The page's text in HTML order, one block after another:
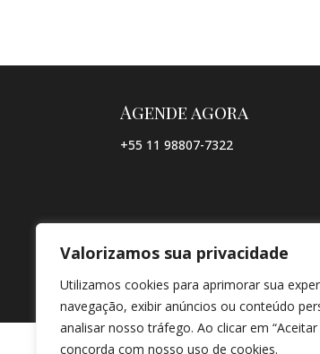
Valorizamos sua privacidade
Utilizamos cookies para aprimorar sua
navegação, exibir anúncios ou conteúdo
analisar nosso tráfego. Ao clicar em
concorda com nosso uso de cookies.
Agende agora
+55 11 98807-7322
© COPYRIGHT 2026 → JACQUELINE VIEIRA